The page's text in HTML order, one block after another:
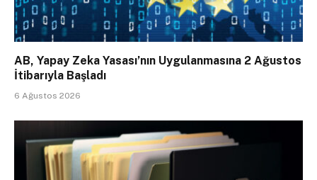
AB, Yapay Zeka Yasası’nın Uygulanmasına 2 Ağustos
İtibarıyla Başladı
6 Ağustos 2026